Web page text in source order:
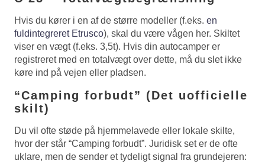
Hvis du kører i en af de større modeller (f.eks. en
fuldintegreret Etrusco), skal du være vågen her. Skiltet
viser en vægt (f.eks. 3,5t). Hvis din autocamper er
registreret med en totalvægt over dette, må du slet ikke
køre ind på vejen eller pladsen.
“Camping forbudt” (Det uofficielle
skilt)
Du vil ofte støde på hjemmelavede eller lokale skilte,
hvor der står “Camping forbudt”. Juridisk set er de ofte
uklare, men de sender et tydeligt signal fra grundejeren: